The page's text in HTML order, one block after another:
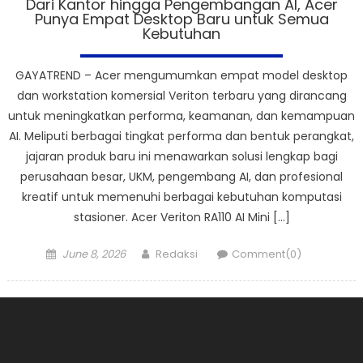
Dari Kantor hingga Pengembangan AI, Acer
Punya Empat Desktop Baru untuk Semua
Kebutuhan
GAYATREND – Acer mengumumkan empat model desktop
dan workstation komersial Veriton terbaru yang dirancang
untuk meningkatkan performa, keamanan, dan kemampuan
AI. Meliputi berbagai tingkat performa dan bentuk perangkat,
jajaran produk baru ini menawarkan solusi lengkap bagi
perusahaan besar, UKM, pengembang AI, dan profesional
kreatif untuk memenuhi berbagai kebutuhan komputasi
stasioner. Acer Veriton RA110 AI Mini […]
Posted
June 8, 2026 Author
Redaksi Comment(0)